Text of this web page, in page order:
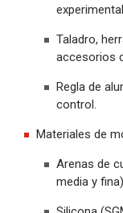
Taladro,
accesorios
Regla de
control.
Materiales de
Arenas de
media y